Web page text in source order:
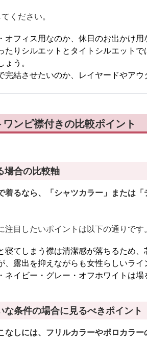
ください。
オフィス用なのか、休日のお出かけ用
たりシルエットとタイトシルエット
う。
完結させたいのか、レイヤードやア
ンピ襟付きの比較ポイント
場合の比較軸
着るなら、「シャツカラー」または
目したいポイントは以下の通りです。
寝てしまう襟は清潔感が落ちるため
、露出を抑えながらも女性らしいライ
ネイビー・グレー・オフホワイトは
な条件の場合に見るべきポイント
しには、フリルカラーやポロカラー